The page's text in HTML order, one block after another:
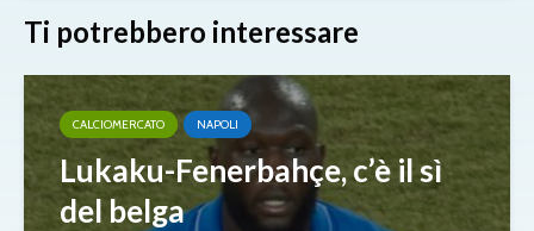
Ti potrebbero interessare
CALCIOMERCATO NAPOLI
Lukaku-Fenerbahçe, c’è il sì
del belga